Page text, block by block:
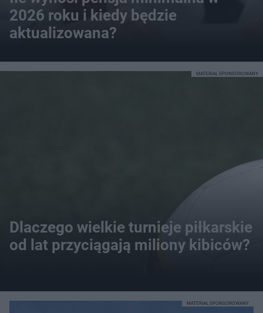
2026 roku i kiedy będzie
aktualizowana?
Dlaczego wielkie turnieje piłkarskie
od lat przyciągają miliony kibiców?
MATERIAŁ SPONSOROWANY
MATERIAŁ SPONSOROWANY